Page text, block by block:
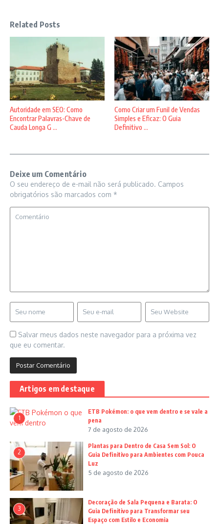
Related Posts
Autoridade em SEO: Como
Encontrar Palavras-Chave de
Cauda Longa G ...
Como Criar um Funil de Vendas
Simples e Eficaz: O Guia
Definitivo ...
Deixe um Comentário
O seu endereço de e-mail não será publicado. Campos
obrigatórios são marcados com *
Salvar meus dados neste navegador para a próxima vez
que eu comentar.
Artigos em destaque
1
ETB Pokémon: o que vem dentro e se vale a
pena
7 de agosto de 2026
2
Plantas para Dentro de Casa Sem Sol: O
Guia Definitivo para Ambientes com Pouca
Luz
5 de agosto de 2026
3
Decoração de Sala Pequena e Barata: O
Guia Definitivo para Transformar seu
Espaço com Estilo e Economia